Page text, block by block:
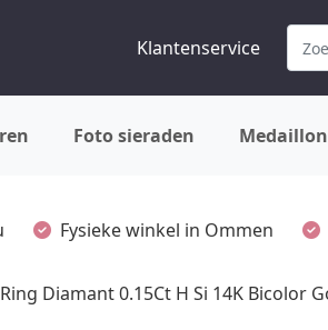
Klantenservice
Foto sieraden
Fysieke winkel in Ommen
Diamant 0.15Ct H Si 14K Bicolor